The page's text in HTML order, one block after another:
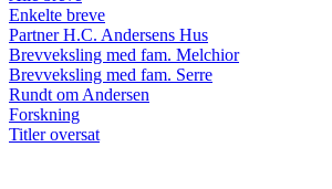
Enkelte breve
Partner H.C. Andersens Hus
Brevveksling med fam. Melchior
Brevveksling med fam. Serre
Rundt om Andersen
Forskning
Titler oversat